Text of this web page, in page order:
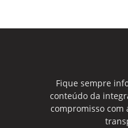
Fique sempre
conteúdo da
compromisso com